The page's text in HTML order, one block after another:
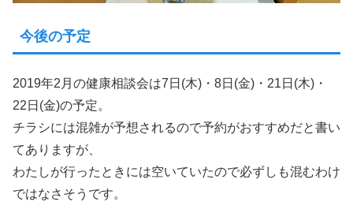
今後の予定
2019年2月の健康相談会は7日(木)・8日(金)・21日(木)・
22日(金)の予定。
チラシには混雑が予想されるので予約がおすすめだと書い
てありますが、
わたしが行ったときには空いていたので必ずしも混むわけ
ではなさそうです。